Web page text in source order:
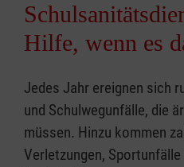
Hilfe, wenn es
Jedes Jahr ereignen sich
und Schulwegunfälle, die
müssen. Hinzu kommen
Verletzungen,